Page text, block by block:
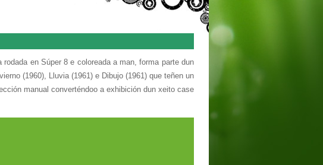
en Súper 8 e coloreada a man, forma parte dun
(1960), Lluvia (1961) e Dibujo (1961) que teñen un
manual converténdoo a exhibición dun xeito case